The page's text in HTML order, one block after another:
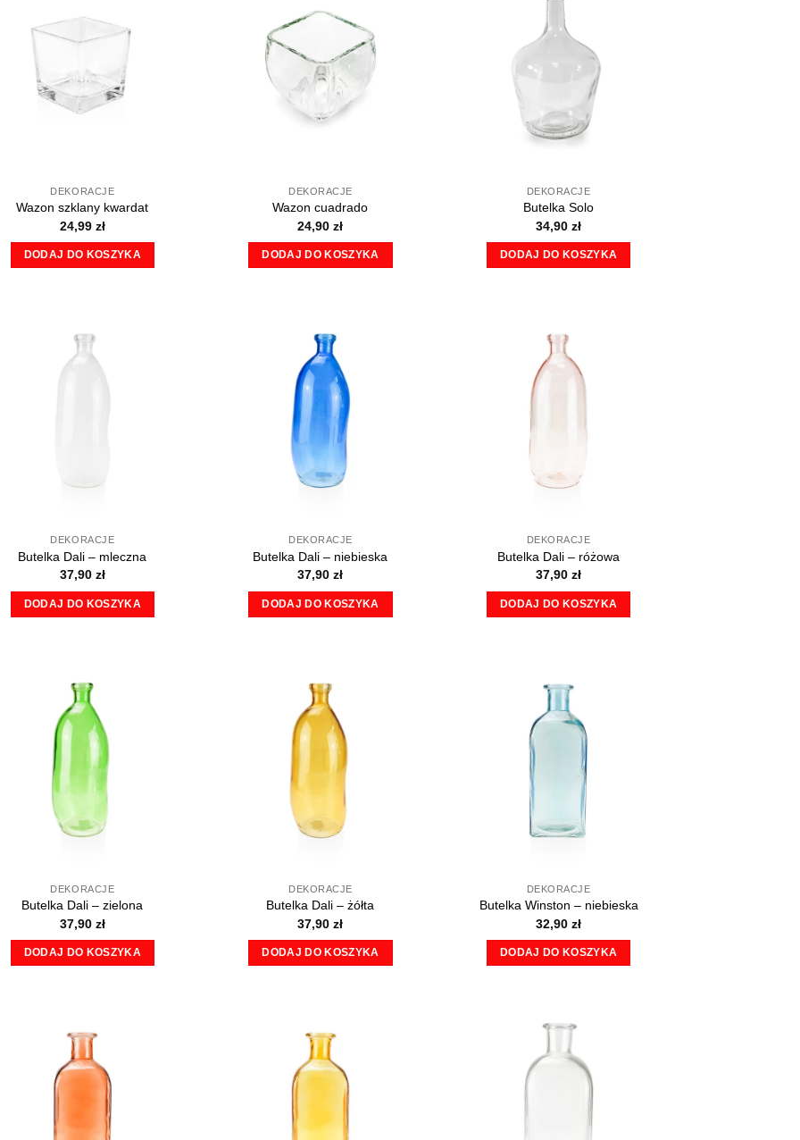
DEKORACJE
Wazon szklany kwardat
24,99 zł
DODAJ DO KOSZYKA
DEKORACJE
Wazon cuadrado
24,90zł
DODAJ DO KOSZYKA
DEKORACJE
Butelka Solo
34,90zł
DODAJ DO KOSZYKA
DEKORACJE
Butelka Dali – mleczna
37,90 zł
DODAJ DO KOSZYKA
DEKORACJE
Butelka Dali – niebieska
37,90zł
DODAJ DO KOSZYKA
DEKORACJE
Butelka Dali – różowa
37,90zł
DODAJ DO KOSZYKA
DEKORACJE
Butelka Dali – zielona
37,90 zł
DODAJ DO KOSZYKA
DEKORACJE
Butelka Dali – żółta
37,90zł
DODAJ DO KOSZYKA
DEKORACJE
Butelka Winston – niebieska
32,90zł
DODAJ DO KOSZYKA